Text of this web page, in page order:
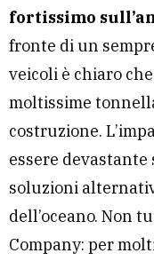
fortissimo
fronte di un
veicoli è chiaro
moltissime
costruzione.
essere
soluzioni
dell’oceano. Non
Company: per